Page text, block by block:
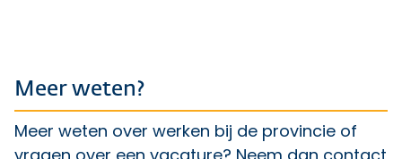
Meer weten?
Meer weten over werken bij de provincie of